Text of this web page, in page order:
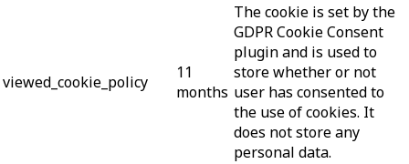
viewed_cookie_policy
11
months
The cookie is set by the
GDPR Cookie Consent
plugin and is used to
store whether or not
user has consented to
the use of cookies. It
does not store any
personal data.